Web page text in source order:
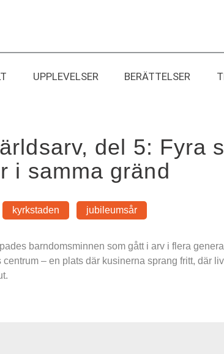
UPPLEVELSER BERÄTTELSER
del 5: Fyra
i samma gränd
kyrkstaden jubileumsår
barndomsminnen som gått i arv i flera
– en plats där kusinerna sprang fritt, där